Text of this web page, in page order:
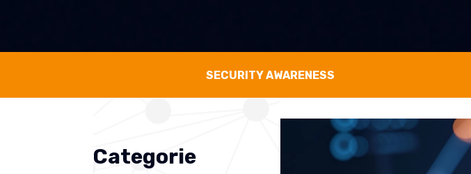
SECURITY AWARENESS
Categorie